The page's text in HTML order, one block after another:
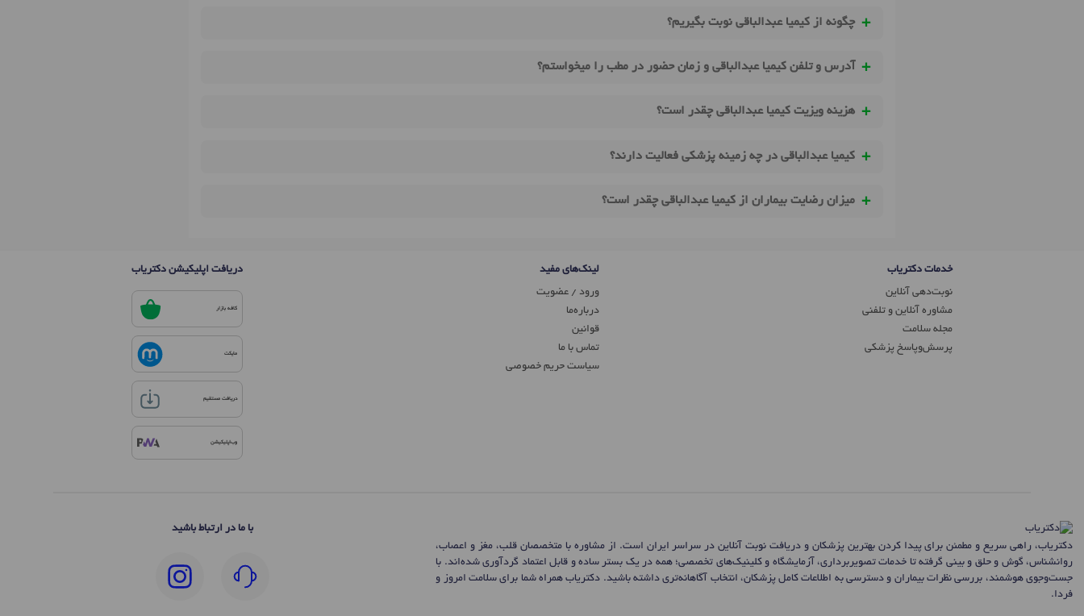
چگونه از کیمیا عبدالباقی نوبت بگیریم؟
آدرس و تلفن کیمیا عبدالباقی و زمان حضور در مطب را میخواستم؟
هزینه ویزیت کیمیا عبدالباقی چقدر است؟
کیمیا عبدالباقی در چه زمینه پزشکی فعالیت دارند؟
میزان رضایت بیماران از کیمیا عبدالباقی چقدر است؟
خدمات دکتریاب
نوبت‌دهی آنلاین
مشاوره آنلاین و تلفنی
مجله سلامت
پرسش‌و‌پاسخ پزشکی
لینک‌های مفید
ورود / عضویت
درباره‌ما
قوانین
تماس ‌با ما
سیاست حریم خصوصی
دریافت اپلیکیشن دکتریاب
کافه بازار
مایکت
دریافت مستقیم
وب‌اپلیکیشن
دکتریاب، راهی سریع و مطمئن برای پیدا کردن بهترین پزشکان و دریافت نوبت آنلاین در سراسر ایران است. از مشاوره با متخصصان قلب، مغز و اعصاب،
روانشناس، گوش و حلق و بینی گرفته تا خدمات تصویربرداری، آزمایشگاه و کلینیک‌های تخصصی؛ همه در یک بستر ساده و قابل اعتماد گردآوری شده‌اند. با
جست‌وجوی هوشمند، بررسی نظرات بیماران و دسترسی به اطلاعات کامل پزشکان، انتخاب آگاهانه‌تری داشته باشید. دکتریاب همراه شما برای سلامت امروز و
فردا.
با ما در ارتباط باشید